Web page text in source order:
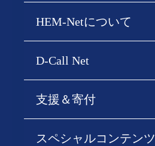
HEM-Netについて
D-Call Net
支援＆寄付
スペシャルコンテンツ